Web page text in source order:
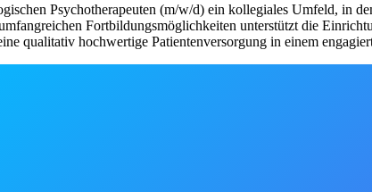
Psychotherapeuten (m/w/d) ein kollegiales Umfeld, in
Fortbildungsmöglichkeiten unterstützt die
qualitativ hochwertige Patientenversorgung in einem